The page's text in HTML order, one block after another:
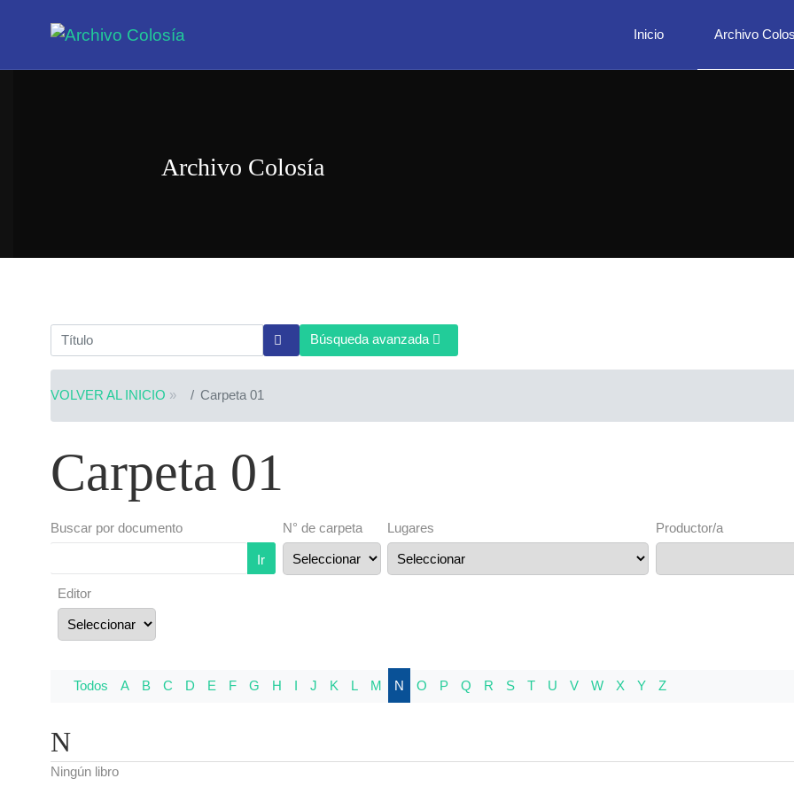
Inicio Archivo
Archivo Colosía
Búsqueda avanzada
VOLVER AL INICIO » Carpeta 01
Carpeta 01
Buscar por documento
Ir
N° de carpeta Lugares Productor/a
Editor
Todos A B C D E F G H I J K L M N O P Q R S T U V W X Y Z
N
Ningún libro